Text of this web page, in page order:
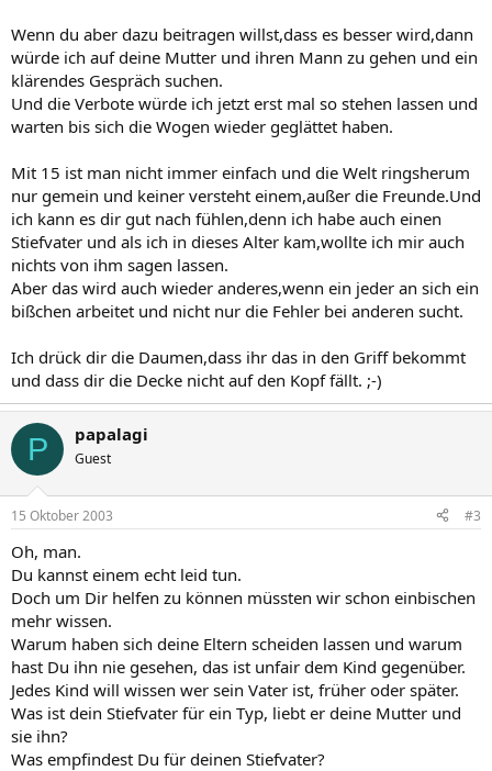
Wenn du aber dazu beitragen willst,dass es besser wird,dann
würde ich auf deine Mutter und ihren Mann zu gehen und ein
klärendes Gespräch suchen.
Und die Verbote würde ich jetzt erst mal so stehen lassen und
warten bis sich die Wogen wieder geglättet haben.
Mit 15 ist man nicht immer einfach und die Welt ringsherum
nur gemein und keiner versteht einem,außer die Freunde.Und
ich kann es dir gut nach fühlen,denn ich habe auch einen
Stiefvater und als ich in dieses Alter kam,wollte ich mir auch
nichts von ihm sagen lassen.
Aber das wird auch wieder anderes,wenn ein jeder an sich ein
bißchen arbeitet und nicht nur die Fehler bei anderen sucht.
Ich drück dir die Daumen,dass ihr das in den Griff bekommt
und dass dir die Decke nicht auf den Kopf fällt. ;-)
P papalagi
Guest
15 Oktober 2003 #3
Oh, man.
Du kannst einem echt leid tun.
Doch um Dir helfen zu können müssten wir schon einbischen
mehr wissen.
Warum haben sich deine Eltern scheiden lassen und warum
hast Du ihn nie gesehen, das ist unfair dem Kind gegenüber.
Jedes Kind will wissen wer sein Vater ist, früher oder später.
Was ist dein Stiefvater für ein Typ, liebt er deine Mutter und
sie ihn?
Was empfindest Du für deinen Stiefvater?